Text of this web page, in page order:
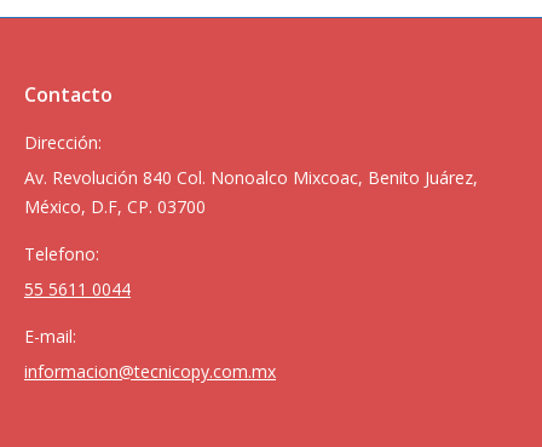
Contacto
Dirección:
Av. Revolución 840 Col. Nonoalco Mixcoac, Benito Juárez,
México, D.F, CP. 03700
Telefono:
55 5611 0044
E-mail:
informacion@tecnicopy.com.mx